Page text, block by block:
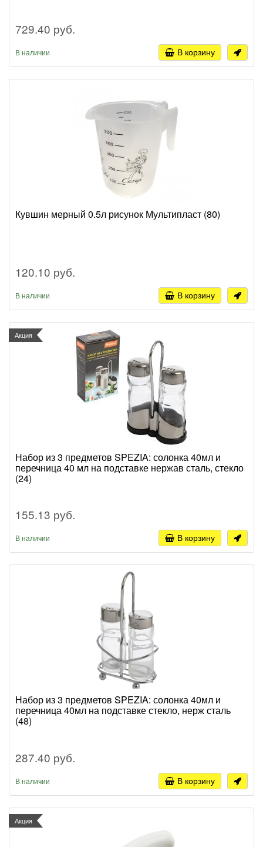
729.40 руб.
В наличии В корзину
Кувшин мерный 0.5л рисунок Мультипласт (80)
120.10 руб.
В наличии В корзину
Акция
Набор из 3 предметов SPEZIA: солонка 40мл и
перечница 40 мл на подставке нержав сталь, стекло
(24)
155.13 руб.
В наличии В корзину
Набор из 3 предметов SPEZIA: солонка 40мл и
перечница 40мл на подставке стекло, нерж сталь
(48)
287.40 руб.
В наличии В корзину
Акция